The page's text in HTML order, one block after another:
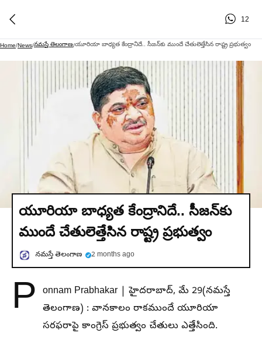
12
Home/News/నమస్తే తెలంగాణ/యూరియా బాధ్యత కేంద్రానిదే.. సీజన్‌కు ముందే చేతులెత్తేసిన రాష్ట్ర ప్రభుత్వం
యూరియా బాధ్యత కేంద్రానిదే.. సీజన్‌కు
ముందే చేతులెత్తేసిన రాష్ట్ర ప్రభుత్వం
నమస్తే తెలంగాణ 2 months ago
P onnam Prabhakar | హైదరాబాద్‌, మే 29(నమస్తే
తెలంగాణ) : వానకాలం రాకముందే యూరియా
సరఫరాపై కాంగ్రెస్‌ ప్రభుత్వం చేతులు ఎత్తేసింది.